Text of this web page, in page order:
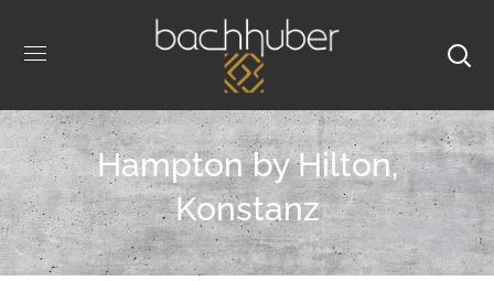
Hampton by Hilton,
Konstanz